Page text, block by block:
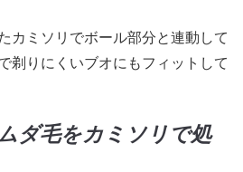
カミソリでボール部分と連動して
剃りにくいブオにもフィットして
ダ毛をカミソリで処